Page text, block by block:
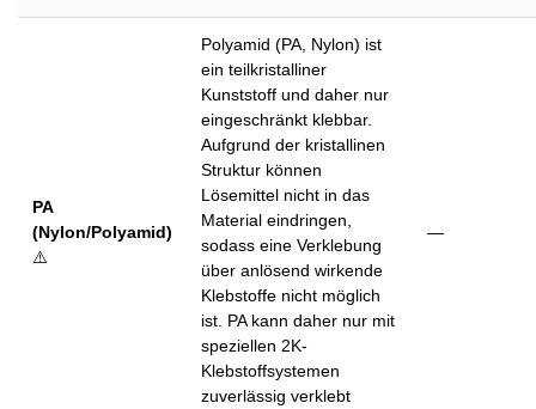
PA
(Nylon/Polyamid)
⚠️
Polyamid (PA, Nylon) ist
ein teilkristalliner
Kunststoff und daher nur
eingeschränkt klebbar.
Aufgrund der kristallinen
Struktur können
Lösemittel nicht in das
Material eindringen,
sodass eine Verklebung
über anlösend wirkende
Klebstoffe nicht möglich
ist. PA kann daher nur mit
speziellen 2K-
Klebstoffsystemen
zuverlässig verklebt
—